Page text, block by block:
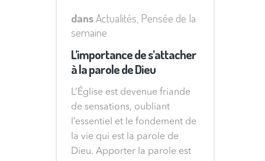
dansActualités, Pensée de la
semaine
L’importance de s’attacher
à la parole de Dieu
L’Église est devenue friande
de sensations, oubliant
l’essentiel et le fondement de
la vie qui est la parole de
Dieu. Apporter la parole est